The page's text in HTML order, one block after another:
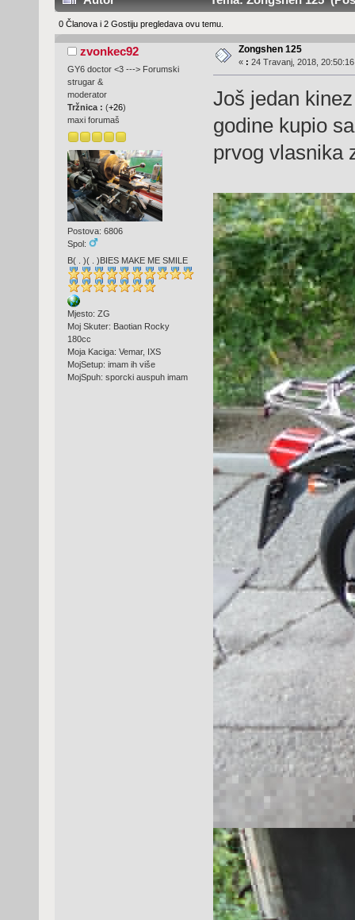
0 Članova i 2 Gostiju pregledava ovu temu.
zvonkec92
GY6 doctor <3 ---> Forumski
strugar &
moderator
Tržnica : (+26)
maxi forumaš
Postova: 6806
Spol:
B( . )( . )BIES MAKE ME SMILE
Mjesto: ZG
Moj Skuter: Baotian Rocky
180cc
Moja Kaciga: Vemar, IXS
MojSetup: imam ih više
MojSpuh: sporcki auspuh imam
Zongshen 125
« : 24 Travanj, 2018,
Još jedan
godine kupio
prvog vlasnika